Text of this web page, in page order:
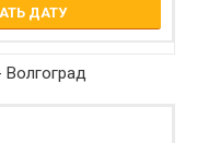
ДАТУ
Волгоград